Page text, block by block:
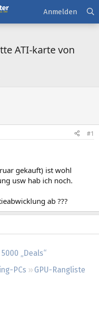
5000 „Deals“
PCs
GPU-Rangliste
Anmelden
ATI-karte von
#1
gekauft) ist wohl
usw hab ich noch.
ab ???